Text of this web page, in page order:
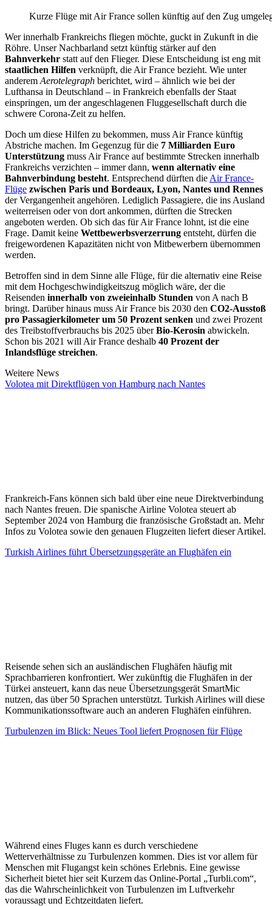
Kurze Flüge mit Air France sollen künftig auf den Zug
Wer innerhalb Frankreichs fliegen möchte, guckt in Zukunft in die
Röhre. Unser Nachbarland setzt künftig stärker auf den
Bahnverkehr statt auf den Flieger. Diese Entscheidung ist eng mit
staatlichen Hilfen verknüpft, die Air France bezieht. Wie unter
anderem Aerotelegraph berichtet, wird – ähnlich wie bei der
Lufthansa in Deutschland – in Frankreich ebenfalls der Staat
einspringen, um der angeschlagenen Fluggesellschaft durch die
schwere Corona-Zeit zu helfen.
Doch um diese Hilfen zu bekommen, muss Air France künftig
Abstriche machen. Im Gegenzug für die 7 Milliarden Euro
Unterstützung muss Air France auf bestimmte Strecken innerhalb
Frankreichs verzichten – immer dann, wenn alternativ eine
Bahnverbindung besteht. Entsprechend dürften die Air France-
Flüge zwischen Paris und Bordeaux, Lyon, Nantes und Rennes
der Vergangenheit angehören. Lediglich Passagiere, die ins Ausland
weiterreisen oder von dort ankommen, dürften die Strecken
angeboten werden. Ob sich das für Air France lohnt, ist die eine
Frage. Damit keine Wettbewerbsverzerrung entsteht, dürfen die
freigewordenen Kapazitäten nicht von Mitbewerbern übernommen
werden.
Betroffen sind in dem Sinne alle Flüge, für die alternativ eine Reise
mit dem Hochgeschwindigkeitszug möglich wäre, der die
Reisenden innerhalb von zweieinhalb Stunden von A nach B
bringt. Darüber hinaus muss Air France bis 2030 den CO2-Ausstoß
pro Passagierkilometer um 50 Prozent senken und zwei Prozent
des Treibstoffverbrauchs bis 2025 überBio-Kerosin abwickeln.
Schon bis 2021 will Air France deshalb 40 Prozent der
Inlandsflüge streichen.
Weitere News
Volotea mit Direktflügen von Hamburg nach Nantes
Frankreich-Fans können sich bald über eine neue Direktverbindung
nach Nantes freuen. Die spanische Airline Volotea steuert ab
September 2024 von Hamburg die französische Großstadt an. Mehr
Infos zu Volotea sowie den genauen Flugzeiten liefert dieser Artikel.
Turkish Airlines führt Übersetzungsgeräte an Flughäfen ein
Reisende sehen sich an ausländischen Flughäfen häufig mit
Sprachbarrieren konfrontiert. Wer zukünftig die Flughäfen in der
Türkei ansteuert, kann das neue Übersetzungsgerät SmartMic
nutzen, das über 50 Sprachen unterstützt. Turkish Airlines will diese
Kommunikationssoftware auch an anderen Flughäfen einführen.
Turbulenzen im Blick: Neues Tool liefert Prognosen für Flüge
Während eines Fluges kann es durch verschiedene
Wetterverhältnisse zu Turbulenzen kommen. Dies ist vor allem für
Menschen mit Flugangst kein schönes Erlebnis. Eine gewisse
Sicherheit bietet hier seit Kurzem das Online-Portal „Turbli.com“,
das die Wahrscheinlichkeit von Turbulenzen im Luftverkehr
voraussagt und Echtzeitdaten liefert.